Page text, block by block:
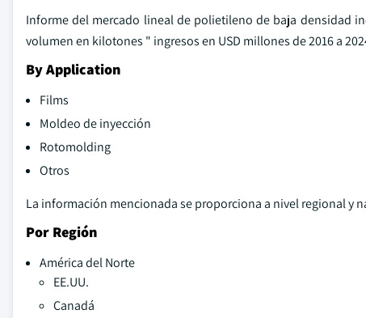
Informe del mercado lineal de polietileno de baja densidad
volumen en kilotones " ingresos en USD millones de 2016 a
By Application
Films
Moldeo de inyección
Rotomolding
Otros
La información mencionada se proporciona a nivel regional y
Por Región
América del Norte
EE.UU.
Canadá